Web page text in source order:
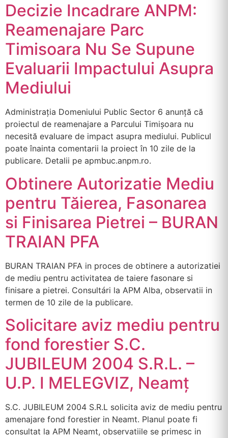
Decizie Incadrare ANPM:
Reamenajare Parc
Timisoara Nu Se Supune
Evaluarii Impactului Asupra
Mediului
Administrația Domeniului Public Sector 6 anunță că
proiectul de reamenajare a Parcului Timișoara nu
necesită evaluare de impact asupra mediului. Publicul
poate înainta comentarii la proiect în 10 zile de la
publicare. Detalii pe apmbuc.anpm.ro.
Obtinere Autorizatie Mediu
pentru Tăierea, Fasonarea
si Finisarea Pietrei – BURAN
TRAIAN PFA
BURAN TRAIAN PFA in proces de obtinere a autorizatiei
de mediu pentru activitatea de taiere fasonare si
finisare a pietrei. Consultári la APM Alba, observatii in
termen de 10 zile de la publicare.
Solicitare aviz mediu pentru
fond forestier S.C.
JUBILEUM 2004 S.R.L. –
U.P. I MELEGVIZ, Neamț
S.C. JUBILEUM 2004 S.R.L solicita aviz de mediu pentru
amenajare fond forestier in Neamt. Planul poate fi
consultat la APM Neamt, observatiile se primesc in